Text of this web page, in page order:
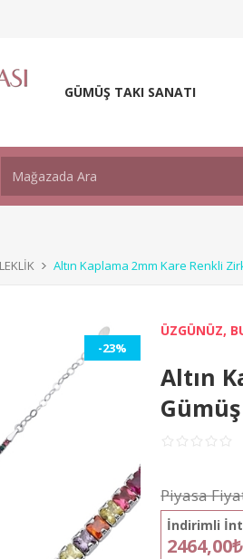
GÜMÜŞ TAKI SANATI
Altın Kaplama 2mm Kare Renkli
-23%
ÜZGÜNÜZ,
Altın
Piyasa
İndirimli
2464,00₺